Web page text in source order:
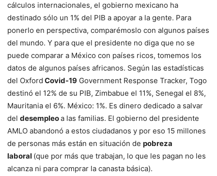
cálculos internacionales, el gobierno mexicano ha
destinado sólo un 1% del PIB a apoyar a la gente. Para
ponerlo en perspectiva, comparémoslo con algunos países
del mundo. Y para que el presidente no diga que no se
puede comparar a México con países ricos, tomemos los
datos de algunos países africanos. Según las estadísticas
del Oxford Covid-19 Government Response Tracker, Togo
destinó el 12% de su PIB, Zimbabue el 11%, Senegal el 8%,
Mauritania el 6%. México: 1%. Es dinero dedicado a salvar
del desempleoa las familias. El gobierno del presidente
AMLO abandonó a estos ciudadanos y por eso 15 millones
de personas más están en situación de pobreza
laboral (que por más que trabajan, lo que les pagan no les
alcanza ni para comprar la canasta básica).